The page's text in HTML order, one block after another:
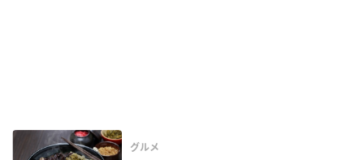
グルメ